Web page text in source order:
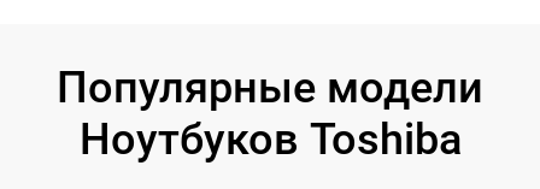
Популярные модели
Ноутбуков Toshiba